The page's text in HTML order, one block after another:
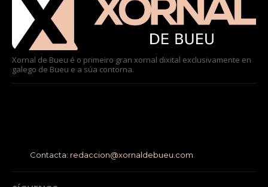
Xornal de Bueu é o primeiro gran xornal dixital exclusivamente en
galego de Bueu e a súa contorna.
Contacta: redaccion@xornaldebueu.com